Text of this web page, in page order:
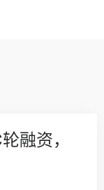
融资，